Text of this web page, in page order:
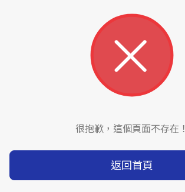
很抱歉，這個頁面不存在！
返回首頁